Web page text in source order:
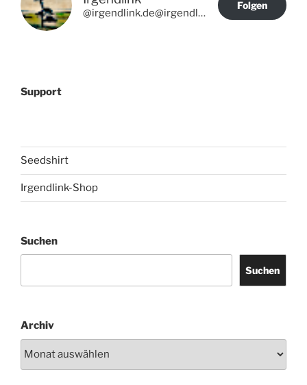
@irgendlink.de@irgendlink.de
Folgen
Support
Seedshirt
Irgendlink-Shop
Suchen
Suchen
Archiv